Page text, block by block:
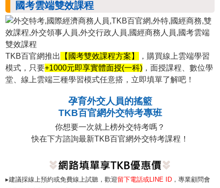
國考雲端雙效課程
TKB百官網推出 【國考雙效課程方案】
，購買線上雲端學習
模式，只要+1000元即享實體面授(一科) ，面授課程、數位學
堂、線上雲端三種學習模式任意搭，立即填單了解吧！
孕育外交人員的搖籃
TKB百官網外交特考專班
你想要一次就上榜外交特考嗎？
快在下方諮詢最新TKB百官網外交特考課程！
▸建議採線上預約或免費線上試聽，歡迎留下電話或LINE ID ，專業顧問會